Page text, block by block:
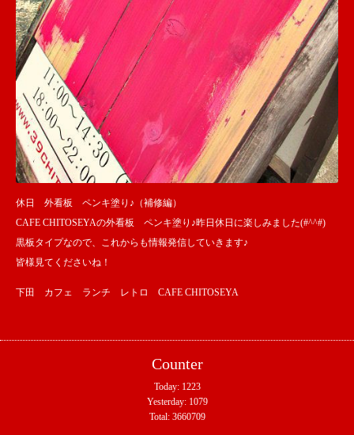
休日 外看板 ペンキ塗り♪（補修編）
CAFE CHITOSEYAの外看板 ペンキ塗り♪昨日休日に楽しみました(#^^#)
黒板タイプなので、これからも情報発信していきます♪
皆様見てくださいね！
下田 カフェ ランチ レトロ CAFE CHITOSEYA
Counter
Today: 1223
Yesterday: 1079
Total: 3660709